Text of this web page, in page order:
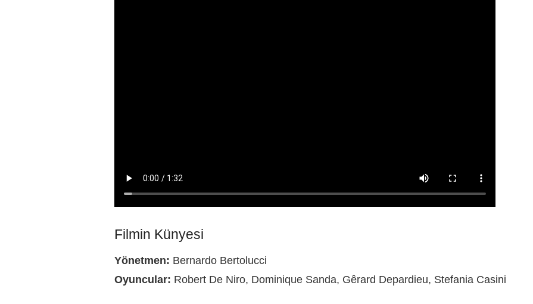
Filmin Künyesi
Yönetmen: Bernardo Bertolucci
Oyuncular: Robert De Niro, Dominique Sanda, Gêrard Depardieu, Stefania Casini